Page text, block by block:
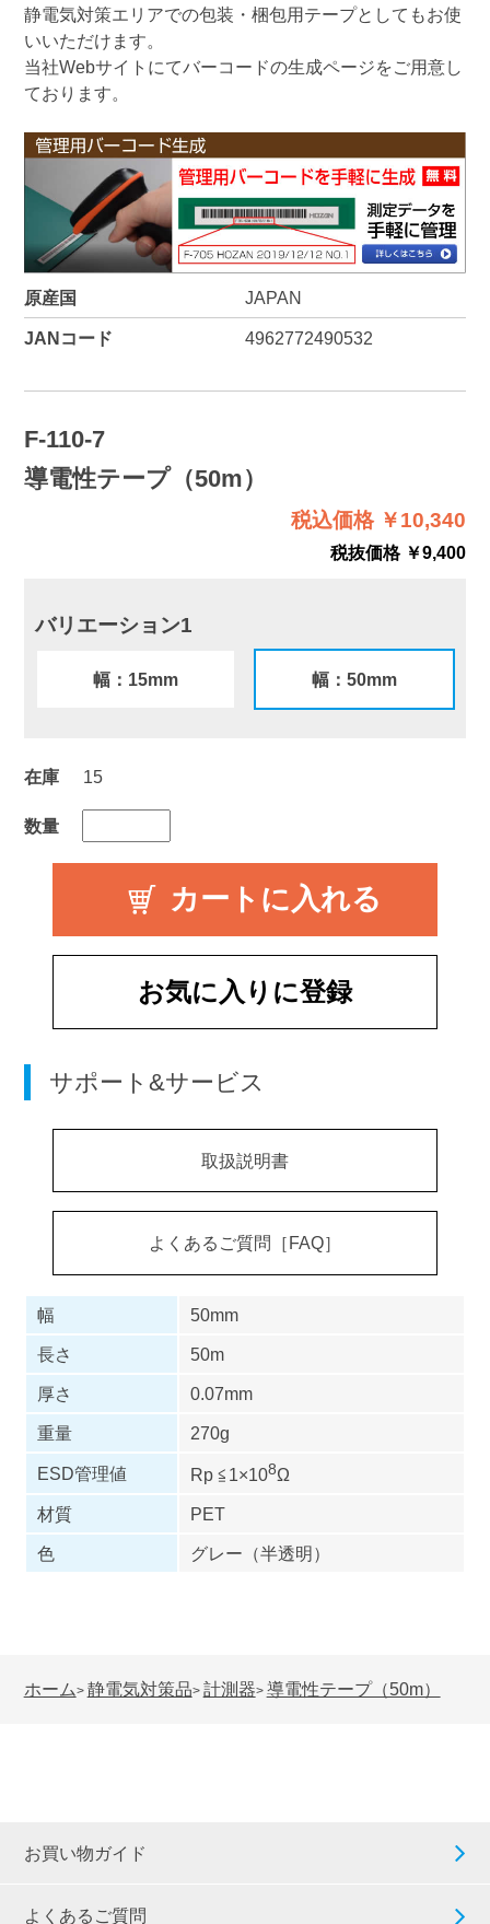
静電気対策エリアでの包装・梱包用テープとしてもお使
いいただけます。
当社Webサイトにてバーコードの生成ページをご用意し
ております。
原産国 JAPAN
JANコード 4962772490532
F-110-7
導電性テープ（50m）
税込価格 ￥10,340
税抜価格 ￥9,400
バリエーション1
幅：15mm 幅：50mm
在庫 15
数量
お気に入りに登録
サポート&サービス
取扱説明書
よくあるご質問［FAQ］
幅
50mm
長さ
50m
厚さ
0.07mm
重量
270g
ESD管理値 Rp ≦1×108Ω
材質
PET
色
グレー（半透明）
ホーム> 静電気対策品> 計測器> 導電性テープ（50m）
お買い物ガイド
よくあるご質問